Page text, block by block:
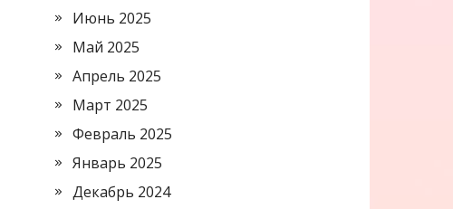
Июнь 2025
Май 2025
Апрель 2025
Март 2025
Февраль 2025
Январь 2025
Декабрь 2024